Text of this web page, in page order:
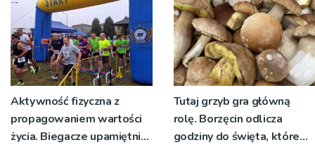
Aktywność fizyczna z
propagowaniem wartości
życia. Biegacze upamiętnili
Tutaj grzyb gra główną
rolę. Borzęcin odlicza
godziny do święta, które